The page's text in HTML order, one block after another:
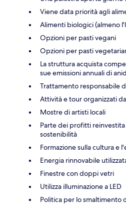
Viene data priorità agli
Alimenti biologici (almeno
Opzioni per pasti vegani
Opzioni per pasti
La struttura acquista
sue emissioni annuali di
Trattamento responsabile
Attività e tour organizzati
Mostre di artisti locali
Parte dei profitti
sostenibilità
Formazione sulla cultura e
Energia rinnovabile
Finestre con doppi vetri
Utilizza illuminazione a LED
Politica per lo smaltimento